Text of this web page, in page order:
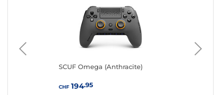
SCUF Omega (Anthracite)
CHF194.95